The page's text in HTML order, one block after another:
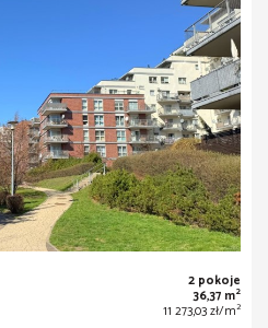
2 pokoje
36,37 m2
11 273,03 zł/m2